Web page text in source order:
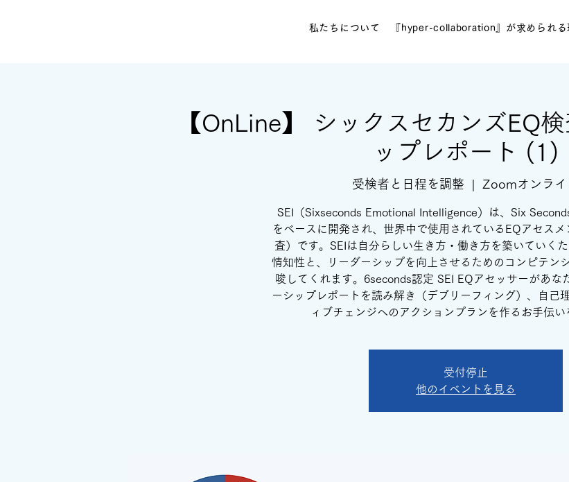
私たちについて 『hyper-collaboration』が求められる
【OnLine】 シックスセカンズEQ
ップレポート (1)
受検者と日程を調整
  |
Zoomオンライ
SEI（Sixseconds Emotional Intelligence）は、Six
をベースに開発され、世界中で使用されているEQアセス
査）です。SEIは自分らしい生き方・働き方を築いていく
情知性と、リーダーシップを向上させるためのコンピテン
唆してくれます。6seconds認定 SEI EQアセッサーがあな
ーシップレポートを読み解き（デブリーフィング）、自己
ィブチェンジへのアクションプランを作るお手伝い
受付停止
他のイベントを見る